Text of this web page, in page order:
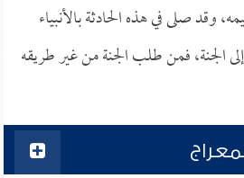
وقد صلى في هذه الحادثة بالأنبياء
الجنة، فمن طلب الجنة من غير طريقه